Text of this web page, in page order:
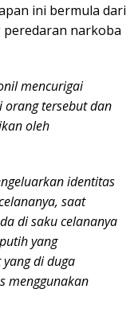
ini bermula dari
narkoba
mencurigai
orang tersebut dan
oleh
identitas
saat
di saku celananya
yang
di duga
menggunakan